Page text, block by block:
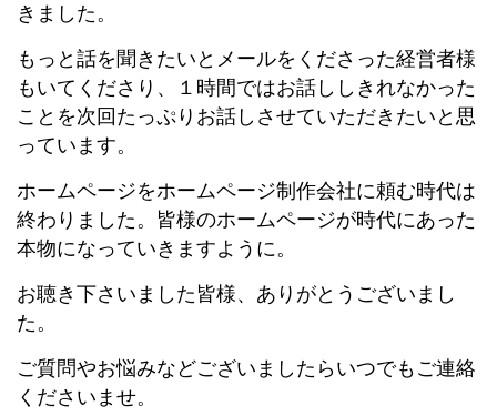
きました。
もっと話を聞きたいとメールをくださった経営者様
もいてくださり、１時間ではお話ししきれなかった
ことを次回たっぷりお話しさせていただきたいと思
っています。
ホームページをホームページ制作会社に頼む時代は
終わりました。皆様のホームページが時代にあった
本物になっていきますように。
お聴き下さいました皆様、ありがとうございまし
た。
ご質問やお悩みなどございましたらいつでもご連絡
くださいませ。